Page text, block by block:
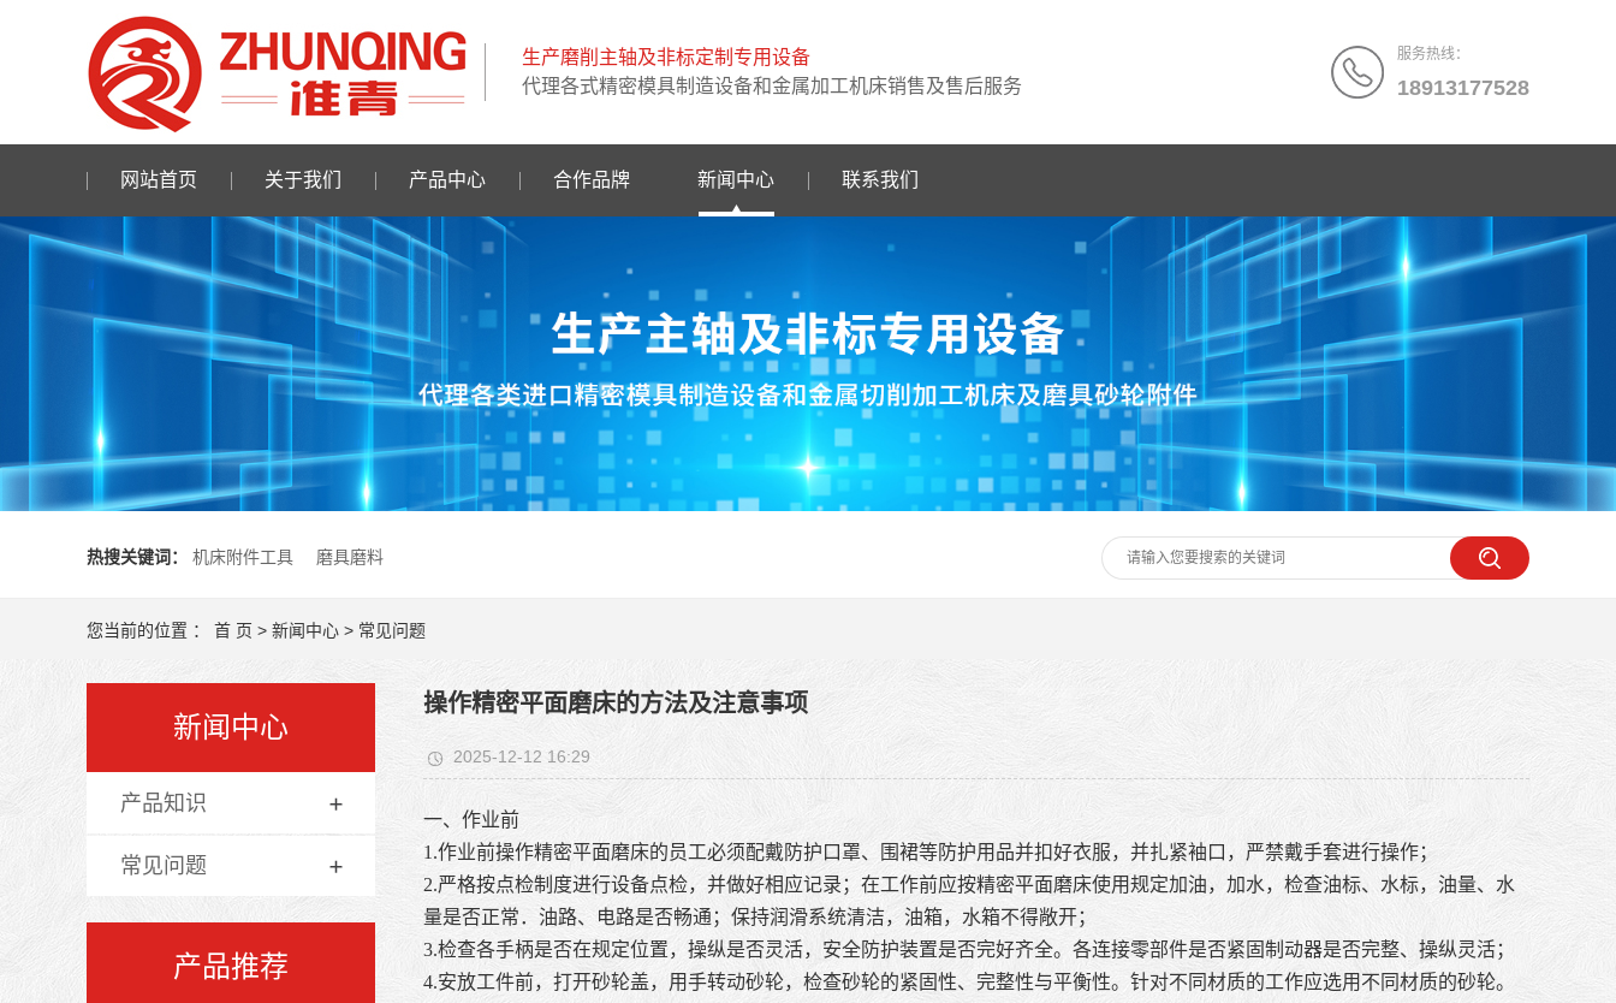
服务热线：
18913177528
生产磨削主轴及非标定制专用设备
代理各式精密模具制造设备和金属加工机床销售及售后服务
网站首页 关于我们 产品中心 合作品牌 新闻中心 联系我们
热搜关键词： 机床附件工具 磨具磨料
您当前的位置 ： 首 页 > 新闻中心 > 常见问题
新闻中心
产品知识
常见问题
产品推荐
操作精密平面磨床的方法及注意事项
2025-12-12 16:29
一、作业前
1.作业前操作精密平面磨床的员工必须配戴防护口罩、围裙等防护用品并扣好衣服，并扎紧袖口，严禁戴手套进行操作；
2.严格按点检制度进行设备点检，并做好相应记录；在工作前应按精密平面磨床使用规定加油，加水，检查油标、水标，油量、水
量是否正常．油路、电路是否畅通；保持润滑系统清洁，油箱，水箱不得敞开；
3.检查各手柄是否在规定位置，操纵是否灵活，安全防护装置是否完好齐全。各连接零部件是否紧固制动器是否完整、操纵灵活；
4.安放工件前，打开砂轮盖，用手转动砂轮，检查砂轮的紧固性、完整性与平衡性。针对不同材质的工作应选用不同材质的砂轮。